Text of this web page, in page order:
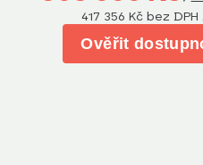
417 356 Kč bez DPH
Ověřit